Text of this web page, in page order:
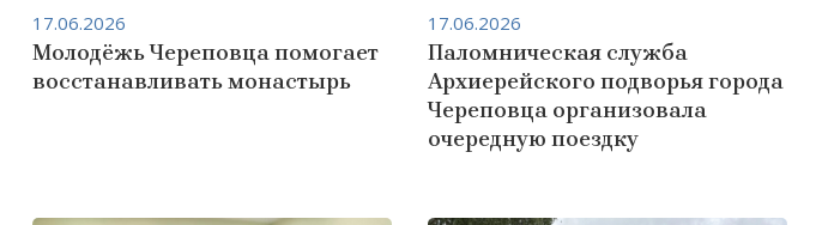
Молодёжь Череповца помогает
восстанавливать монастырь
17.06.2026
Паломническая служба
Архиерейского подворья города
Череповца организовала
очередную поездку
17.06.2026